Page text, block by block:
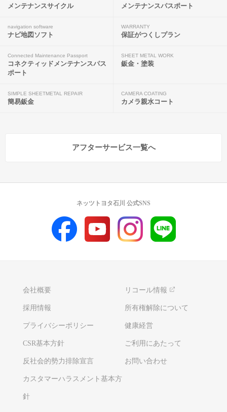
メンテナンスサイクル メンテナンスパスポート
navigation software
ナビ地図ソフト
WARRANTY
保証がつくしプラン
Connected Maintenance Passport
コネクティッドメンテナンスパス
ポート
SHEET METAL WORK
鈑金・塗装
SIMPLE SHEETMETAL REPAIR
簡易鈑金
CAMERA COATING
カメラ親水コート
アフターサービス一覧へ
会社概要 リコール情報
採用情報 所有権解除について
プライバシーポリシー 健康経営
CSR基本方針 ご利用にあたって
反社会的勢力排除宣言 お問い合わせ
カスタマーハラスメント基本方
針
ネッツトヨタ石川 公式SNS